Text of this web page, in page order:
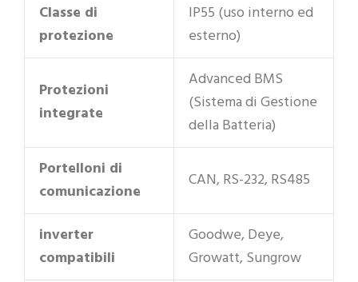
Classe di
protezione
IP55 (uso interno ed
esterno)
Protezioni
integrate
Advanced BMS
(Sistema di Gestione
della Batteria)
Portelloni di
comunicazione
CAN, RS-232, RS485
inverter
compatibili
Goodwe, Deye,
Growatt, Sungrow